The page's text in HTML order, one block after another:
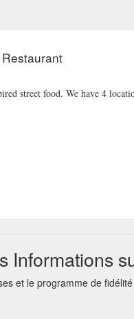
street food. We have 4
Informations
et le programme de